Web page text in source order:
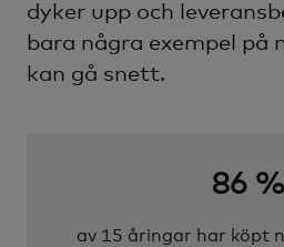
dyker upp och
bara några exempel på
kan gå snett.
86 %
av 15 åringar har köpt